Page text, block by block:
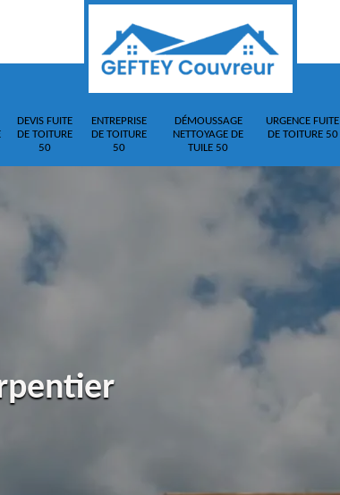
DEVIS FUITE
DE TOITURE
50
ENTREPRISE
DE TOITURE
50
DÉMOUSSAGE
NETTOYAGE DE
TUILE 50
URGENCE FUITE
DE TOITURE 50